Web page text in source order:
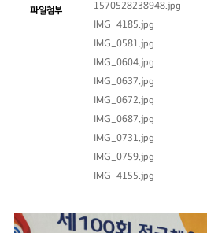
파일첨부
1570528238948.jpg
IMG_4185.jpg
IMG_0581.jpg
IMG_0604.jpg
IMG_0637.jpg
IMG_0672.jpg
IMG_0687.jpg
IMG_0731.jpg
IMG_0759.jpg
IMG_4155.jpg